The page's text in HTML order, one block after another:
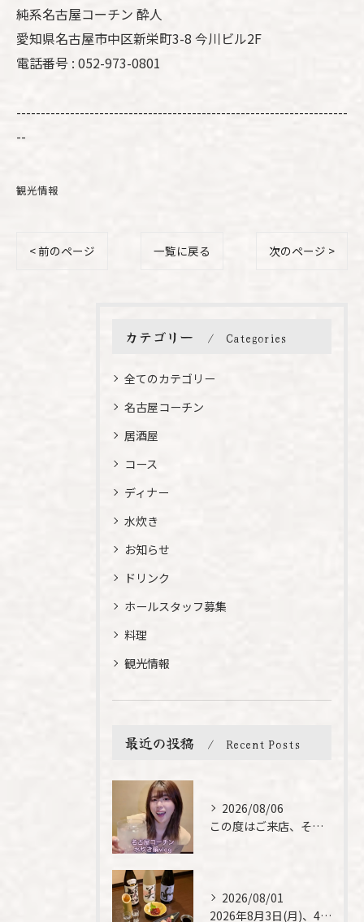
純系名古屋コーチン 酔人
愛知県名古屋市中区新栄町3-8 今川ビル2F
電話番号 : 052-973-0801
--------------------------------------------------------------------
--
観光情報
< 前のページ 一覧に戻る 次のページ >
カテゴリー Categories
全てのカテゴリー
名古屋コーチン
居酒屋
コース
ディナー
水炊き
お知らせ
ドリンク
ホールスタッフ募集
料理
観光情報
最近の投稿 Recent Posts
2026/08/06
この度はご来店、そして素敵なご紹介誠にありがとうございます✨...
2026/08/01
2026年8月3日(月)、4日(火)は、臨時休業させて頂きま...